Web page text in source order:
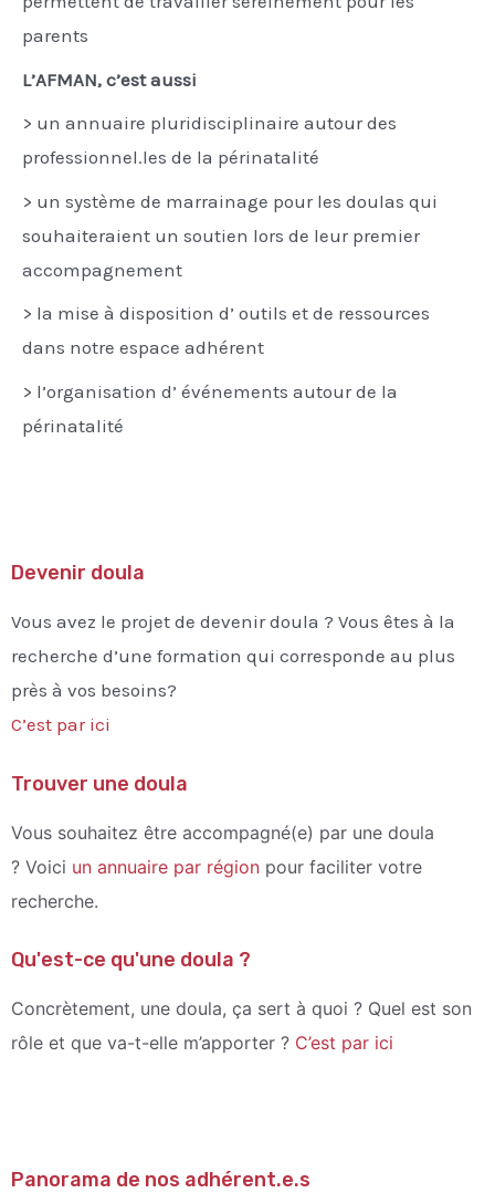
parents
L’AFMAN, c’est aussi
> un annuaire pluridisciplinaire autour des
professionnel.les de la périnatalité
> un système de marrainage pour les doulas qui
souhaiteraient un soutien lors de leur premier
accompagnement
> la mise à disposition d’ outils et de ressources
dans notre espace adhérent
> l’organisation d’ événements autour de la
périnatalité
Devenir doula
Vous avez le projet de devenir doula ? Vous êtes à la
recherche d’une formation qui corresponde au plus
près à vos besoins?
C’est par ici
Trouver une doula
Vous souhaitez être accompagné(e) par une doula
? Voici un annuaire par région pour faciliter votre
recherche.
Qu'est-ce qu'une doula ?
Concrètement, une doula, ça sert à quoi ? Quel est son
rôle et que va-t-elle m’apporter ? C’est par ici
Panorama de nos adhérent.e.s